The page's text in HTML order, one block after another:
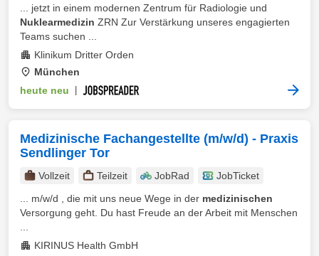
... jetzt in einem modernen Zentrum für Radiologie und
Nuklearmedizin ZRN Zur Verstärkung unseres engagierten
Teams suchen ...
Klinikum Dritter Orden
München
heute neu
Medizinische Fachangestellte (m/w/d) - Praxis
Sendlinger Tor
Vollzeit Teilzeit JobRad
JobTicket
... m/w/d , die mit uns neue Wege in der medizinischen
Versorgung geht. Du hast Freude an der Arbeit mit Menschen
KIRINUS Health GmbH